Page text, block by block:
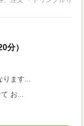
分）
ます...
お...